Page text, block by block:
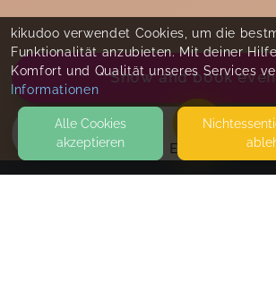
EVENTS
Show and book
kikudoo verwendet Cookies, um die
Funktionalität anzubieten. Mit deiner
Komfort und Qualität unseres Services
Informationen
Alle Cookies
akzeptieren